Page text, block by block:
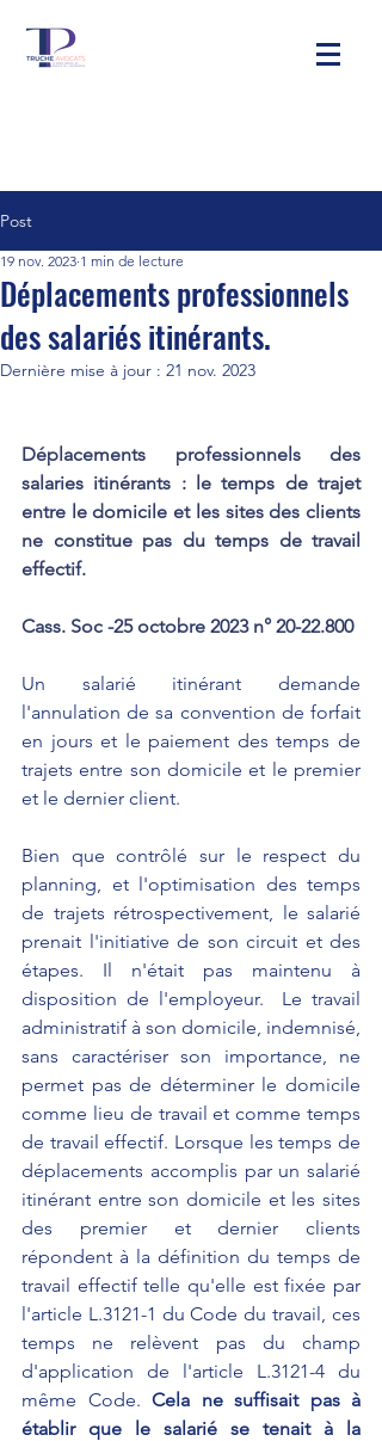
Post
Déplacements professionnels
des salariés itinérants.
19 nov. 2023 1 min de lecture
Dernière mise à jour : 21 nov. 2023
Déplacements professionnels des
salaries itinérants : le temps de trajet
entre le domicile et les sites des clients
ne constitue pas du temps de travail
effectif.
Cass. Soc -25 octobre 2023 n° 20-22.800
Un salarié itinérant demande
l'annulation de sa convention de forfait
en jours et le paiement des temps de
trajets entre son domicile et le premier
et le dernier client.
Bien que contrôlé sur le respect du
planning, et l'optimisation des temps
de trajets rétrospectivement, le salarié
prenait l'initiative de son circuit et des
étapes. Il n'était pas maintenu à
disposition de l'employeur.  Le travail
administratif à son domicile, indemnisé,
sans caractériser son importance, ne
permet pas de déterminer le domicile
comme lieu de travail et comme temps
de travail effectif. Lorsque les temps de
déplacements accomplis par un salarié
itinérant entre son domicile et les sites
des premier et dernier clients
répondent à la définition du temps de
travail effectif telle qu'elle est fixée par
l'article L.3121-1 du Code du travail, ces
temps ne relèvent pas du champ
d'application de l'article L.3121-4 du
même Code. Cela ne suffisait pas à
établir que le salarié se tenait à la